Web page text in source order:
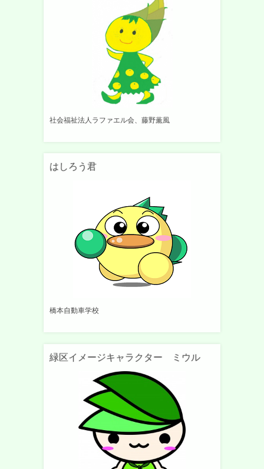
社会福祉法人ラファエル会、藤野薫風
はしろう君
橋本自動車学校
緑区イメージキャラクター ミウル